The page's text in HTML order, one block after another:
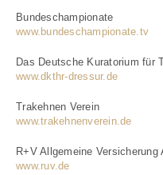
Bundeschampionate
www.bundeschampionate.tv
Das Deutsche Kuratorium für
www.dkthr-dressur.de
Trakehnen Verein
www.trakehnenverein.de
R+V Allgemeine Versicherung
www.ruv.de